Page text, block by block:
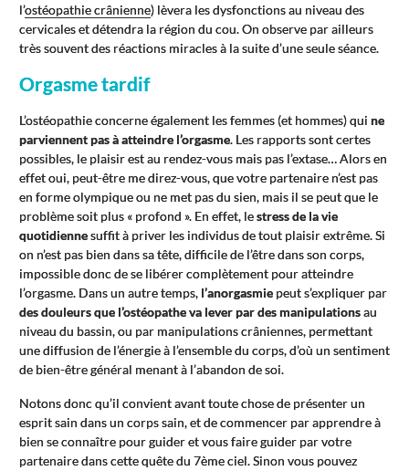
l’ostéopathie crânienne) lèvera les dysfonctions au niveau des
cervicales et détendra la région du cou. On observe par ailleurs
très souvent des réactions miracles à la suite d’une seule séance.
Orgasme tardif
L’ostéopathie concerne également les femmes (et hommes) qui ne
parviennent pas à atteindre l’orgasme. Les rapports sont certes
possibles, le plaisir est au rendez-vous mais pas l’extase… Alors en
effet oui, peut-être me direz-vous, que votre partenaire n’est pas
en forme olympique ou ne met pas du sien, mais il se peut que le
problème soit plus « profond ». En effet, lestress de la vie
quotidiennesuffit à priver les individus de tout plaisir extrême. Si
on n’est pas bien dans sa tête, difficile de l’être dans son corps,
impossible donc de se libérer complètement pour atteindre
l’orgasme. Dans un autre temps, l’anorgasmie peut s’expliquer par
des douleurs que l’ostéopathe va lever par des manipulationsau
niveau du bassin, ou par manipulations crâniennes, permettant
une diffusion de l’énergie à l’ensemble du corps, d’où un sentiment
de bien-être général menant à l’abandon de soi.
Notons donc qu’il convient avant toute chose de présenter un
esprit sain dans un corps sain, et de commencer par apprendre à
bien se connaître pour guider et vous faire guider par votre
partenaire dans cette quête du 7ème ciel. Sinon vous pouvez